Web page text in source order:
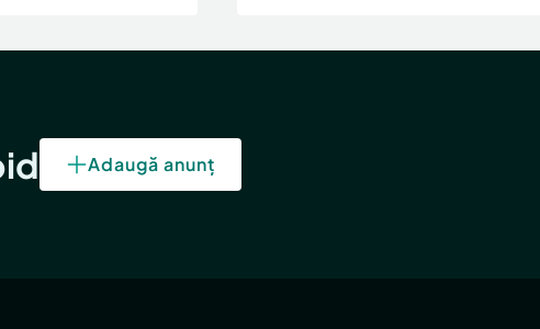
Adaugă anunț